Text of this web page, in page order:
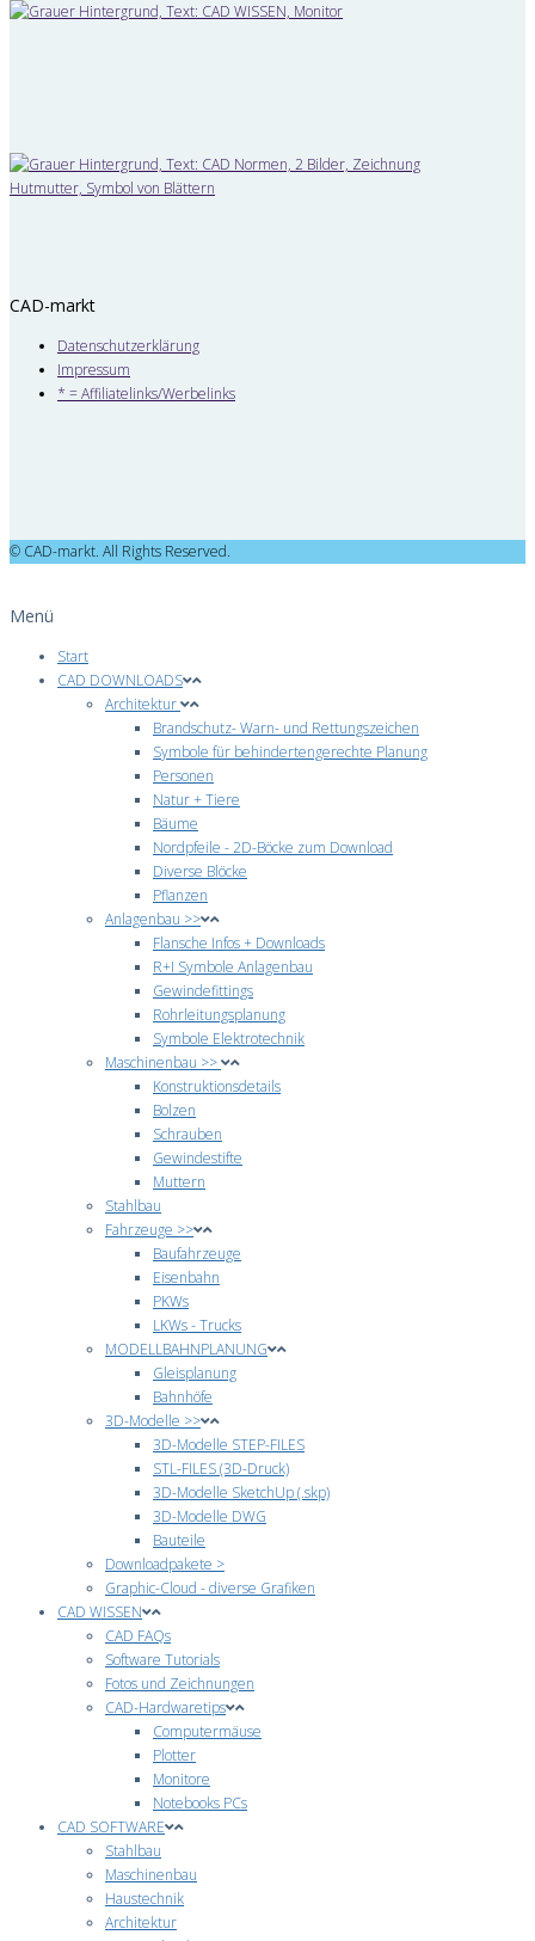
CAD-markt
Datenschutzerklärung
Impressum
* = Affiliatelinks/Werbelinks
© CAD-markt. All Rights Reserved.
Menü
Start
CAD DOWNLOADS
Architektur
Brandschutz- Warn- und Rettungszeichen
Symbole für behindertengerechte Planung
Personen
Natur + Tiere
Bäume
Nordpfeile - 2D-Böcke zum Download
Diverse Blöcke
Pflanzen
Anlagenbau >>
Flansche Infos + Downloads
R+I Symbole Anlagenbau
Gewindefittings
Rohrleitungsplanung
Symbole Elektrotechnik
Maschinenbau >>
Konstruktionsdetails
Bolzen
Schrauben
Gewindestifte
Muttern
Stahlbau
Fahrzeuge >>
Baufahrzeuge
Eisenbahn
PKWs
LKWs - Trucks
MODELLBAHNPLANUNG
Gleisplanung
Bahnhöfe
3D-Modelle >>
3D-Modelle STEP-FILES
STL-FILES (3D-Druck)
3D-Modelle SketchUp (.skp)
3D-Modelle DWG
Bauteile
Downloadpakete >
Graphic-Cloud - diverse Grafiken
CAD WISSEN
CAD FAQs
Software Tutorials
Fotos und Zeichnungen
CAD-Hardwaretips
Computermäuse
Plotter
Monitore
Notebooks PCs
CAD SOFTWARE
Stahlbau
Maschinenbau
Haustechnik
Architektur